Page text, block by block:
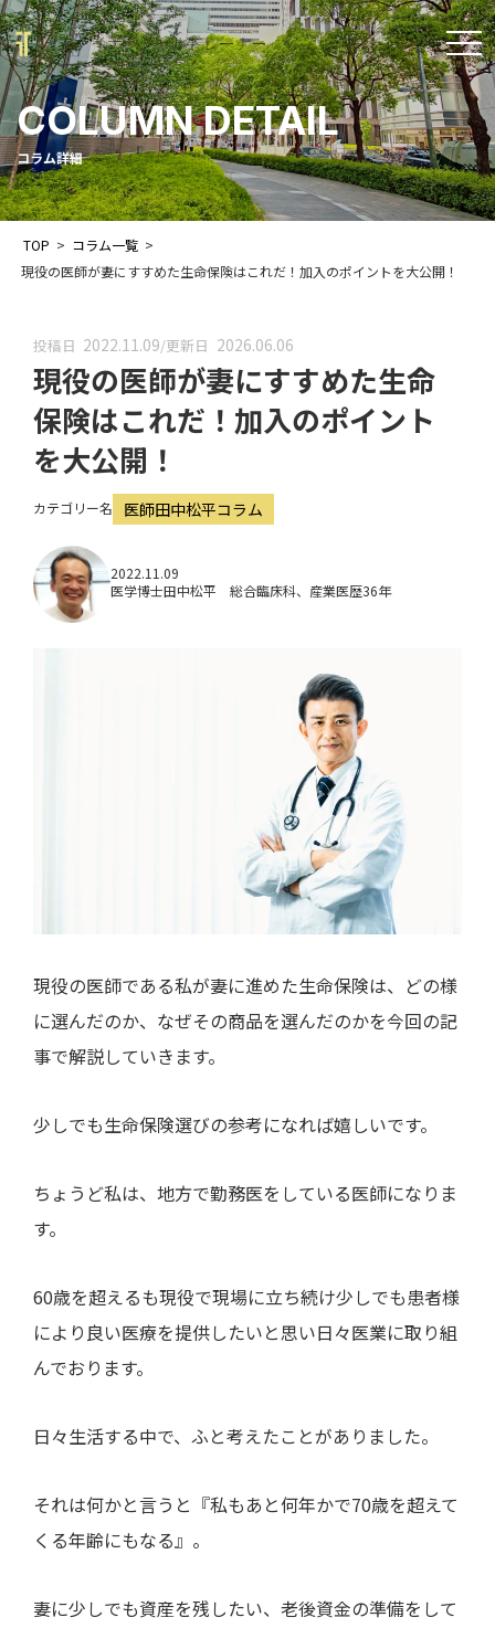
t
o
g
g
l
e
COLUMN DETAIL
コラム詳細
TOP > コラム一覧 >
現役の医師が妻にすすめた生命保険はこれだ！加入のポイントを大公開！
投稿日 2022.11.09/更新日 2026.06.06
現役の医師が妻にすすめた生命
保険はこれだ！加入のポイント
を大公開！
カテゴリー名 医師田中松平コラム
2022.11.09
医学博士田中松平 総合臨床科、産業医歴36年
現役の医師である私が妻に進めた生命保険は、どの様
に選んだのか、なぜその商品を選んだのかを今回の記
事で解説していきます。
少しでも生命保険選びの参考になれば嬉しいです。
ちょうど私は、地方で勤務医をしている医師になりま
す。
60歳を超えるも現役で現場に立ち続け少しでも患者様
により良い医療を提供したいと思い日々医業に取り組
んでおります。
日々生活する中で、ふと考えたことがありました。
それは何かと言うと『私もあと何年かで70歳を超えて
くる年齢にもなる』。
妻に少しでも資産を残したい、老後資金の準備をして